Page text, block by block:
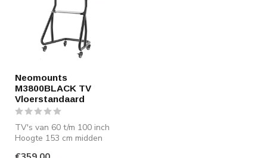
Neomounts
M3800BLACK TV
Vloerstandaard
TV's van 60 t/m 100 inch
Hoogte 153 cm midden